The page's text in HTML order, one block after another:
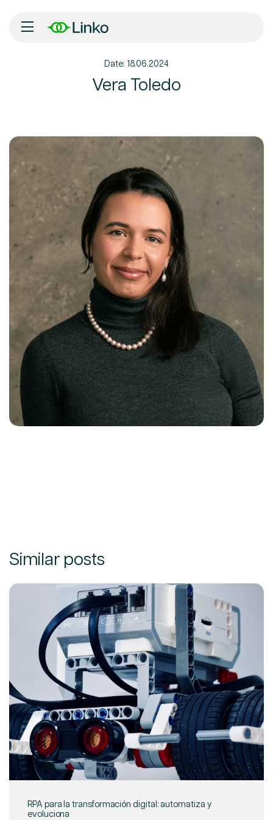
Tecnología
Contáctanos Esp
Date: 18.06.2024
Vera Toledo
Similar posts
RPA para la transformación digital: automatiza y
evoluciona